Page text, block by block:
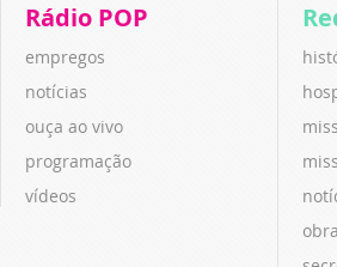
Rádio POP
empregos
notícias
ouça ao vivo
programação
vídeos